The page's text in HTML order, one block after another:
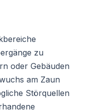
zu
oder Gebäuden
am Zaun
Störquellen